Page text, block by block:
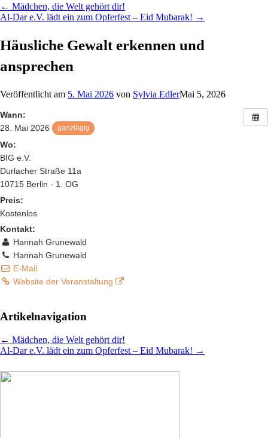
← Mädchen, die Welt gehört dir!
Al-Dar e.V. lädt ein zum Opferfest – Eid Mubarak! →
Häusliche Gewalt erkennen und
ansprechen
Veröffentlicht am 5. Mai 2026 von Sylvia EdlerMai 5, 2026
Wann:
28. Mai 2026
ganztägig
Wo:
BIG e.V.
Durlacher Straße 11a
10715 Berlin - 1. OG
Preis:
Kostenlos
Kontakt:
Hannah Grunewald
Hannah Grunewald
E-Mail
Website der Veranstaltung
Artikelnavigation
← Mädchen, die Welt gehört dir!
Al-Dar e.V. lädt ein zum Opferfest – Eid Mubarak! →